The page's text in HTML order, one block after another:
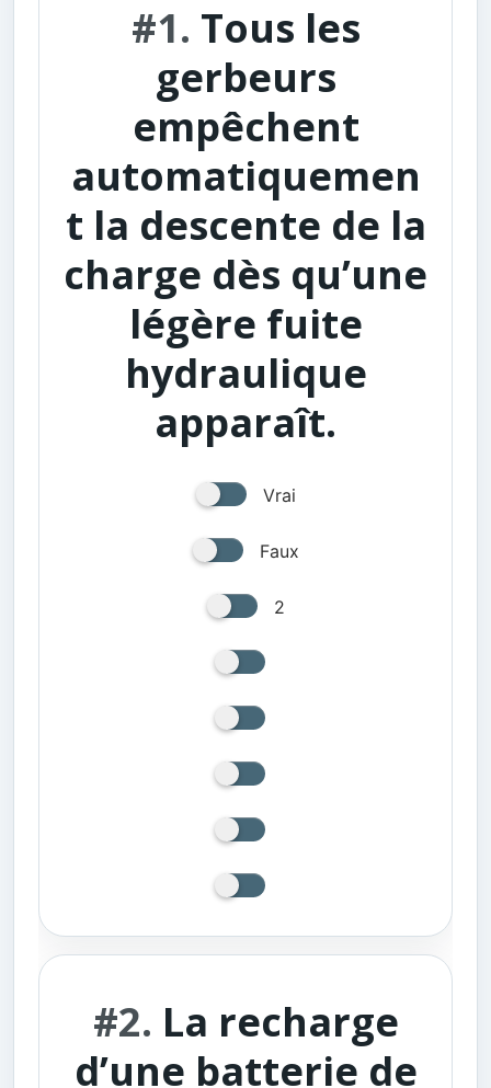
#1. Tous les
gerbeurs
empêchent
automatiquemen
t la descente de la
charge dès qu’une
légère fuite
hydraulique
apparaît.
Vrai
Faux
2
#2. La recharge
d’une batterie de